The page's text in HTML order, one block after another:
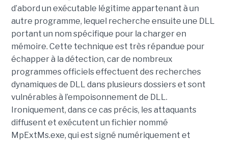
d’abord un exécutable légitime appartenant à un
autre programme, lequel recherche ensuite une DLL
portant un nom spécifique pour la charger en
mémoire. Cette technique est très répandue pour
échapper à la détection, car de nombreux
programmes officiels effectuent des recherches
dynamiques de DLL dans plusieurs dossiers et sont
vulnérables à l’empoisonnement de DLL.
Ironiquement, dans ce cas précis, les attaquants
diffusent et exécutent un fichier nommé
MpExtMs.exe, qui est signé numériquement et